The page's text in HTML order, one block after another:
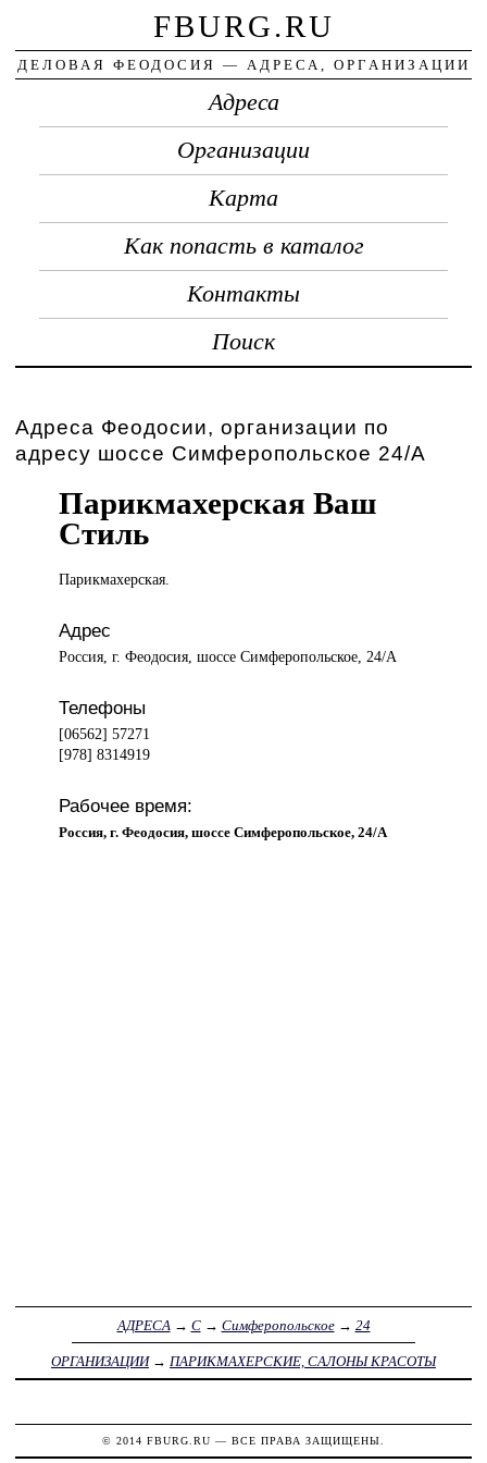
FBURG.RU
ДЕЛОВАЯ ФЕОДОСИЯ — АДРЕСА, ОРГАНИЗАЦИИ
Адреса
Организации
Карта
Как попасть в каталог
Контакты
Поиск
Адреса Феодосии, организации по
адресу шоссе Симферопольское 24/А
Парикмахерская Ваш
Стиль
Парикмахерская.
Адрес
Россия, г. Феодосия, шоссе Симферопольское, 24/А
Телефоны
[06562] 57271
[978] 8314919
Рабочее время:
Россия, г. Феодосия, шоссе Симферопольское, 24/А
АДРЕСА → С→ Симферопольское→ 24
ОРГАНИЗАЦИИ→ ПАРИКМАХЕРСКИЕ, САЛОНЫ КРАСОТЫ
© 2014 FBURG.RU — ВСЕ ПРАВА ЗАЩИЩЕНЫ.